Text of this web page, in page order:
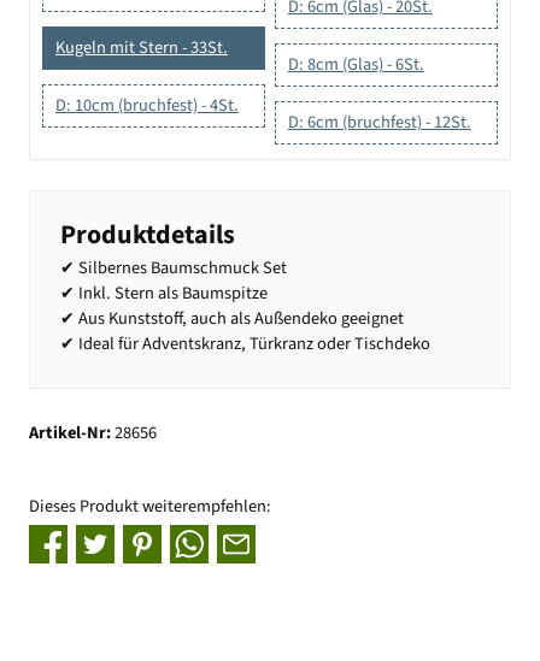
D: 6cm (Glas) - 20St.
Kugeln mit Stern - 33St.
D: 8cm (Glas) - 6St.
D: 10cm (bruchfest) - 4St.
D: 6cm (bruchfest) - 12St.
Produktdetails
✔ Silbernes Baumschmuck Set
✔ Inkl. Stern als Baumspitze
✔ Aus Kunststoff, auch als Außendeko geeignet
✔ Ideal für Adventskranz, Türkranz oder Tischdeko
Artikel-Nr:28656
Dieses Produkt weiterempfehlen: